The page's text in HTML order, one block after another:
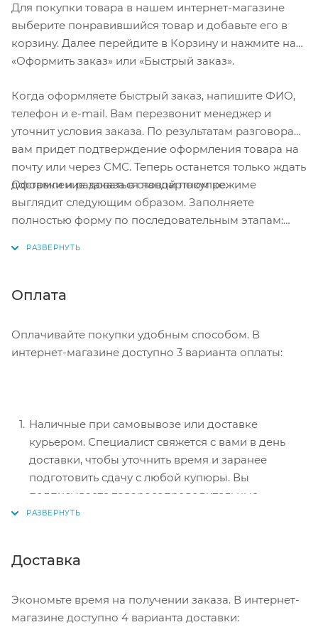
Для покупки товара в нашем интернет-магазине
выберите понравившийся товар и добавьте его в
корзину. Далее перейдите в Корзину и нажмите на
«Оформить заказ» или «Быстрый заказ».
Когда оформляете быстрый заказ, напишите ФИО,
телефон и e-mail. Вам перезвонит менеджер и
уточнит условия заказа. По результатам разговора
вам придет подтверждение оформления товара на
почту или через СМС. Теперь останется только ждать
доставки и радоваться новой покупке.
Оформление заказа в стандартном режиме
выглядит следующим образом. Заполняете
полностью форму по последовательным этапам:
Нажмите кнопку «Оформить заказ».
Оплата
Оплачивайте покупки удобным способом. В
интернет-магазине доступно 3 варианта оплаты:
Наличные при самовывозе или доставке
курьером. Специалист свяжется с вами в день
доставки, чтобы уточнить время и заранее
подготовить сдачу с любой купюры. Вы
подписываете товаросопроводительные
документы, вносите денежные средства,
Безналичный расчет при самовывозе или
перенаправит вас на сервер системы ASSIST.
Здесь нужно ввести номер карты, срок действия
Доставка
Экономьте время на получении заказа. В интернет-
магазине доступно 4 варианта доставки: